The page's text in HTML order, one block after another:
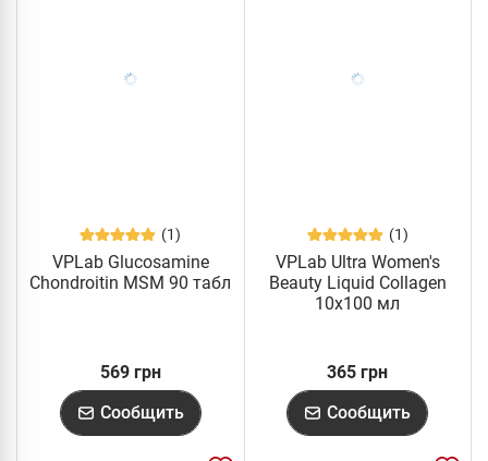
(1)
VPLab Glucosamine
Chondroitin MSM 90 табл
569 грн
Сообщить
(1)
VPLab Ultra Women's
Beauty Liquid Collagen
10x100 мл
365 грн
Сообщить